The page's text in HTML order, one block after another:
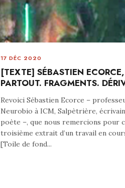
17 DÉC 2020
[TEXTE] SÉBASTIEN ECORCE,
PARTOUT. FRAGMENTS.
Revoici Sébastien Ecorce –
Neurobio à ICM, Salpètrière,
poète –, que nous remercions pour
troisième extrait d’un travail en
[Toile de fond...